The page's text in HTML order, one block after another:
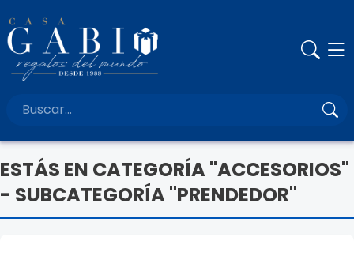
ESTÁS EN CATEGORÍA "ACCESORIOS"
- SUBCATEGORÍA "PRENDEDOR"